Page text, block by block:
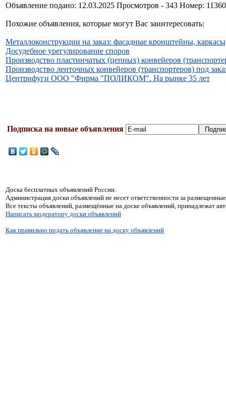
Объявление подано: 12.03.2025 Просмотров - 343 Номер:
Похожие объявления, которые могут Вас заинтересовать:
Металлоконструкции на заказ: фасадные кронштейны,
Досудебное урегулирование споров
Производство пластинчатых (цепных) конвейеров
Производство ленточных конвейеров (транспортеров) под
Центрифуги ООО "Фирма "ПОЛИКОМ". На рынке 35 лет
Подписка на новые объявления
Доска бесплатных объявлений России.
Администрация доски объявлений не несет ответственности за
Все тексты объявлений, размещённые на доске объявлений, принадлежат
Написать модератору доски объявлений
Как правильно подать объявление на доску объявлений